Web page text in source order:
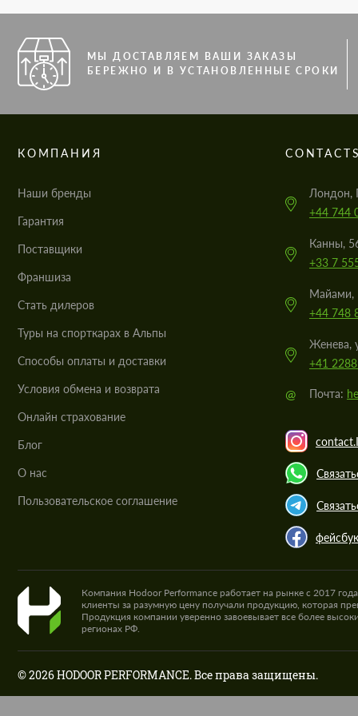
МЫ ДОСТАВЛЯЕМ ВАШИ ЗАКАЗЫ
БЕРЕЖНО И В УСТАНОВЛЕННЫЕ СРОКИ
КОМПАНИЯ
Наши бренды
Гарантия
Поставщики
Франшиза
Стать дилеров
Туры на спорткарах в Альпы
Cпособы оплаты и доставки
Условия обмена и возврата
Онлайн страхование
Блог
О нас
Пользовательское соглашение
Лондон,
+44 744
Канны,
+33 7
Майами,
+44 748
Женева,
+41
@ Почта:
фейсбук
Компания Hodoor Performance работает на рынке с 2017
клиенты за разумную цену получали продукцию, которая
Продукция компании уверенно завоевывает все более
регионах РФ.
© 2026 HODOOR PERFORMANCE. Все права защищены.